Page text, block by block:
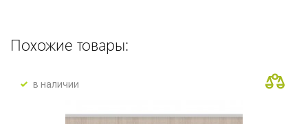
Похожие товары:
в наличии